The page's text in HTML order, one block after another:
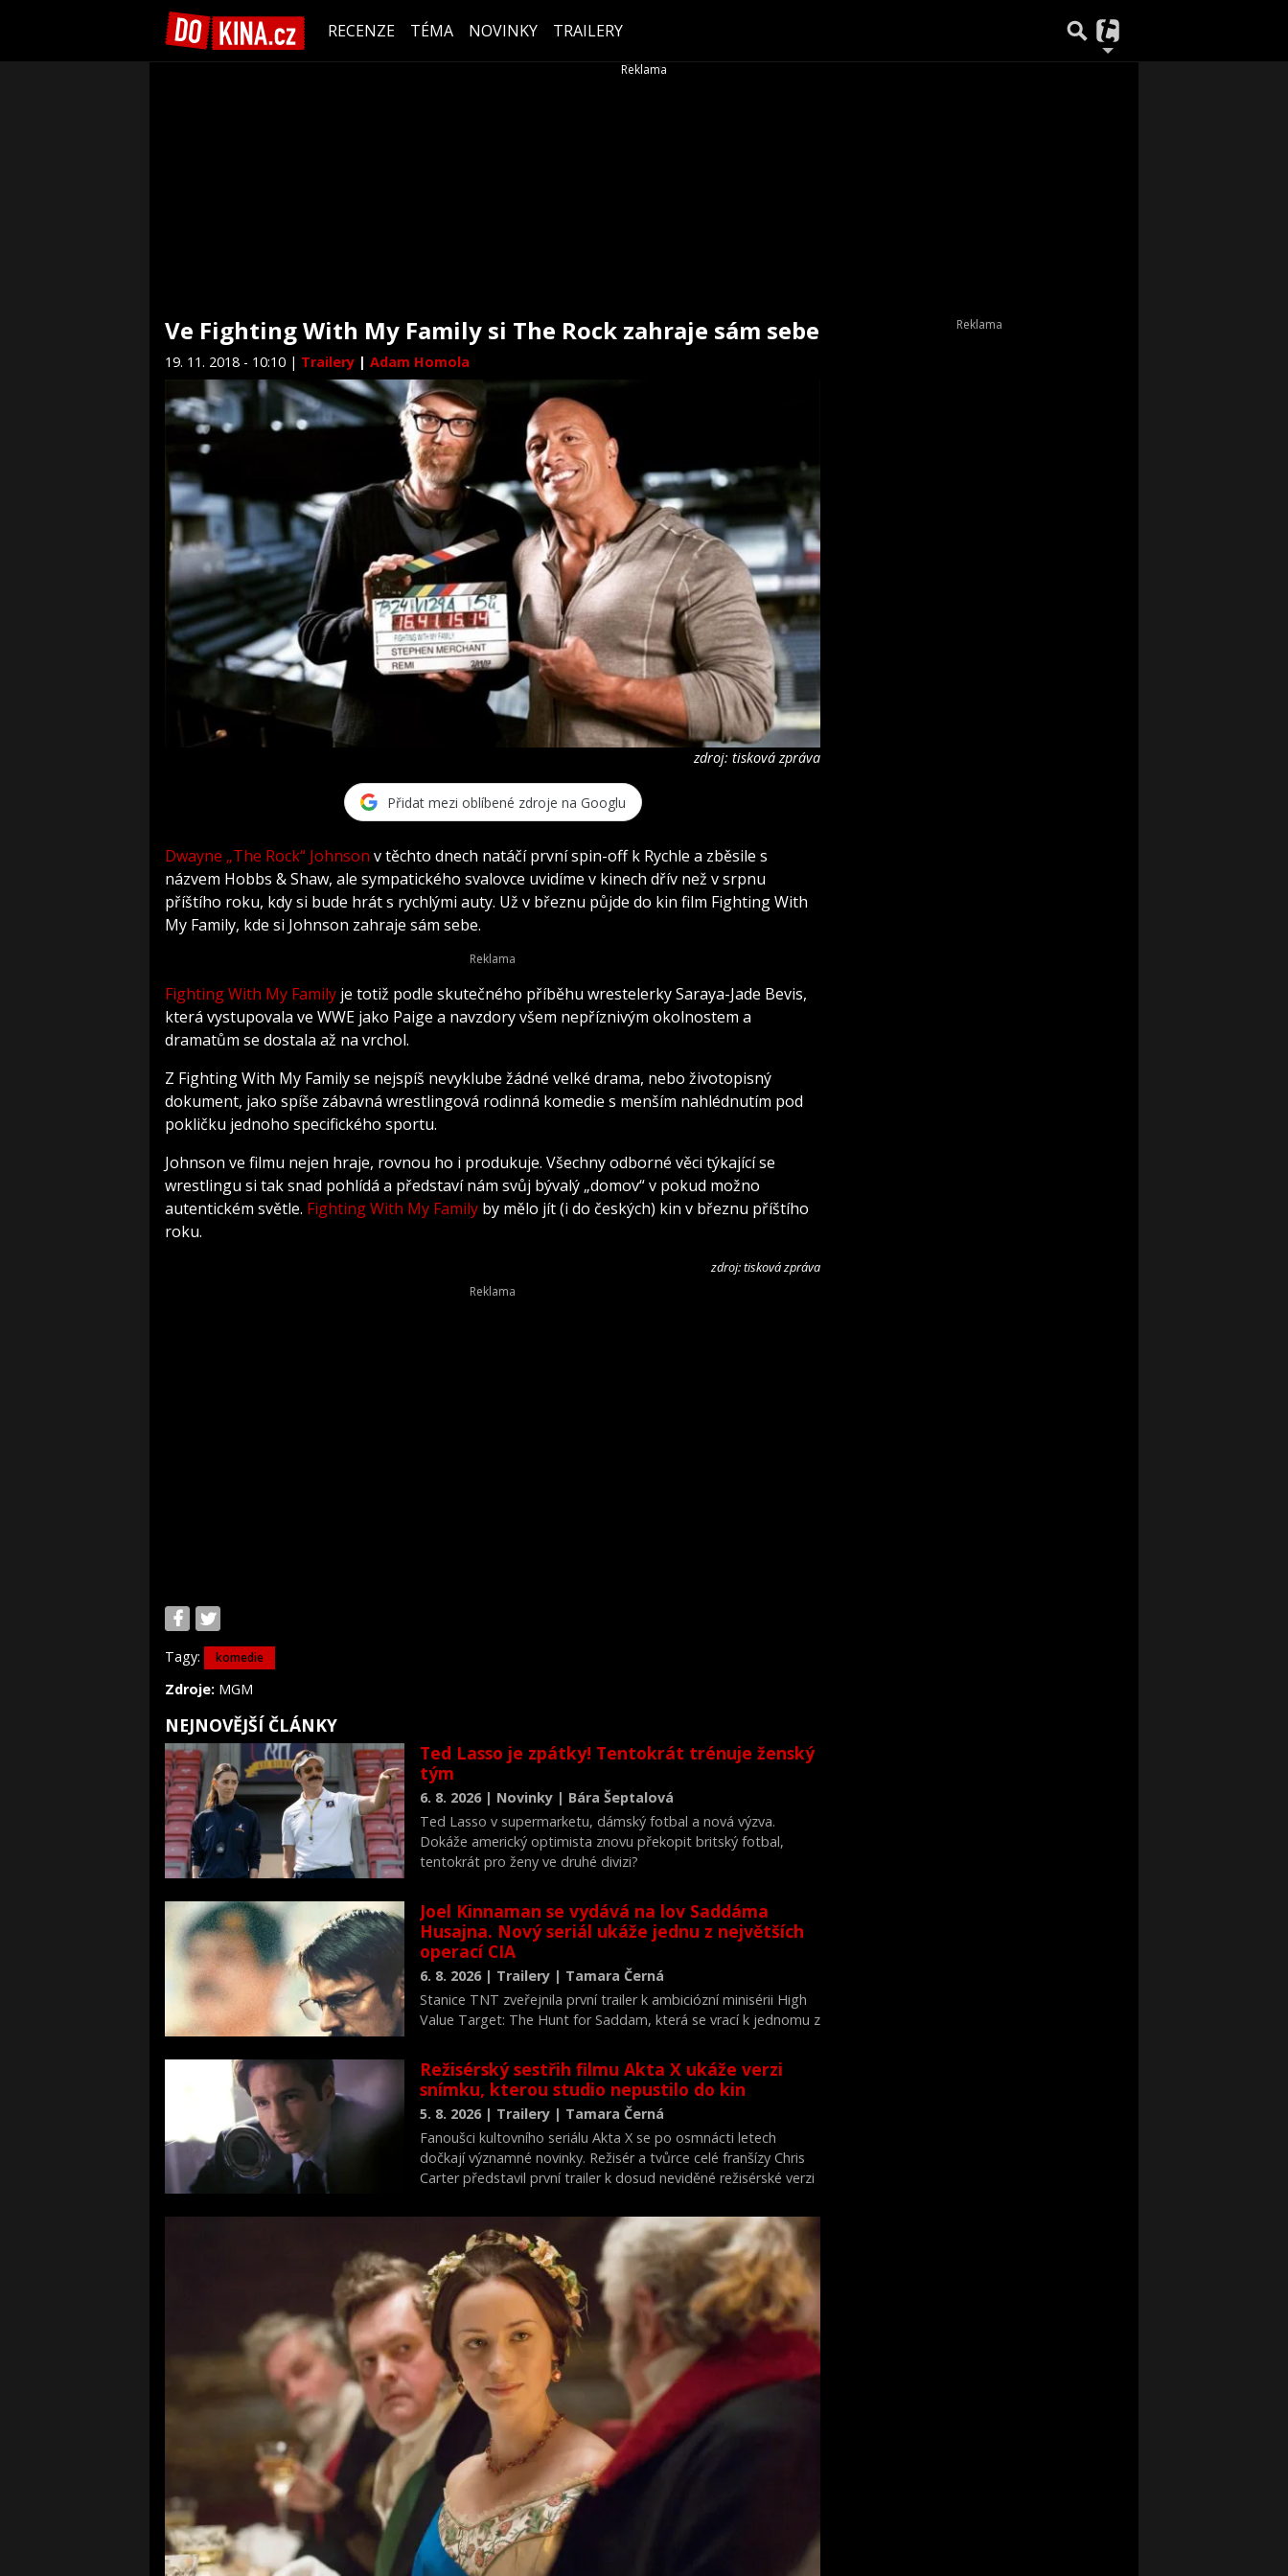
RECENZE TÉMA NOVINKY TRAILERY
Ve Fighting With My Family si The Rock zahraje sám sebe
19. 11. 2018 - 10:10 | Trailery | Adam Homola
zdroj: tisková zpráva
Přidat mezi oblíbené zdroje na Googlu
Dwayne „The Rock“ Johnson v těchto dnech natáčí první spin-off k Rychle a zběsile s
názvem Hobbs & Shaw, ale sympatického svalovce uvidíme v kinech dřív než v srpnu
příštího roku, kdy si bude hrát s rychlými auty. Už v březnu půjde do kin film Fighting With
My Family, kde si Johnson zahraje sám sebe.
Fighting With My Family je totiž podle skutečného příběhu wrestelerky Saraya-Jade Bevis,
která vystupovala ve WWE jako Paige a navzdory všem nepříznivým okolnostem a
dramatům se dostala až na vrchol.
Z Fighting With My Family se nejspíš nevyklube žádné velké drama, nebo životopisný
dokument, jako spíše zábavná wrestlingová rodinná komedie s menším nahlédnutím pod
pokličku jednoho specifického sportu.
Johnson ve filmu nejen hraje, rovnou ho i produkuje. Všechny odborné věci týkající se
wrestlingu si tak snad pohlídá a představí nám svůj bývalý „domov“ v pokud možno
autentickém světle. Fighting With My Family by mělo jít (i do českých) kin v březnu příštího
roku.
zdroj: tisková zpráva
Tagy: komedie
Zdroje: MGM
NEJNOVĚJŠÍ ČLÁNKY
Ted Lasso je zpátky! Tentokrát trénuje ženský
tým
6. 8. 2026 | Novinky | Bára Šeptalová
Ted Lasso v supermarketu, dámský fotbal a nová výzva.
Dokáže americký optimista znovu překopit britský fotbal,
tentokrát pro ženy ve druhé divizi?
Joel Kinnaman se vydává na lov Saddáma
Husajna. Nový seriál ukáže jednu z největších
operací CIA
6. 8. 2026 | Trailery | Tamara Černá
Stanice TNT zveřejnila první trailer k ambiciózní minisérii High
Value Target: The Hunt for Saddam, která se vrací k jednomu z
Režisérský sestřih filmu Akta X ukáže verzi
snímku, kterou studio nepustilo do kin
5. 8. 2026 | Trailery | Tamara Černá
Fanoušci kultovního seriálu Akta X se po osmnácti letech
dočkají významné novinky. Režisér a tvůrce celé franšízy Chris
Carter představil první trailer k dosud neviděné režisérské verzi